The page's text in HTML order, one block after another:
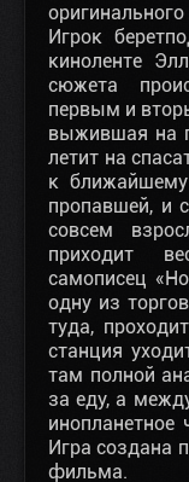
Игрок
киноленте
сюжета
первым и
выжившая на
летит на
к
пропавшей, и
совсем
приходит
самописец
одну из
туда,
станция
там полной
за еду, а
Игра создана
фильма.